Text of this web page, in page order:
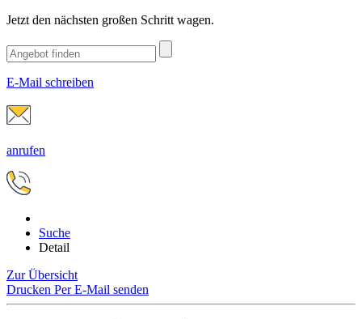
Jetzt den nächsten großen Schritt wagen.
E-Mail schreiben
anrufen
Suche
Detail
Zur Übersicht
Drucken Per E-Mail senden